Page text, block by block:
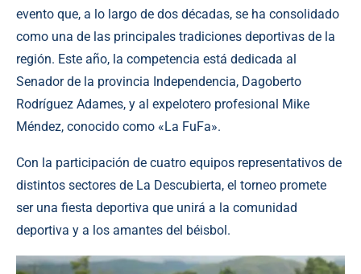
evento que, a lo largo de dos décadas, se ha consolidado
como una de las principales tradiciones deportivas de la
región. Este año, la competencia está dedicada al
Senador de la provincia Independencia, Dagoberto
Rodríguez Adames, y al expelotero profesional Mike
Méndez, conocido como «La FuFa».
Con la participación de cuatro equipos representativos de
distintos sectores de La Descubierta, el torneo promete
ser una fiesta deportiva que unirá a la comunidad
deportiva y a los amantes del béisbol.